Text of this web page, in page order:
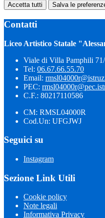
Accetta tutti Salva le
Contatti
Liceo Artistico Statale
Viale di Villa Pamphili
Tel: 06.67.66.55.70
Email:
PEC:
C.F.: 80217110586
CM: RMSL04000R
Cod.Un: UFGJWJ
Seguici su
Instagram
Sezione Link Utili
Cookie policy
Note legali
Informativa Privacy